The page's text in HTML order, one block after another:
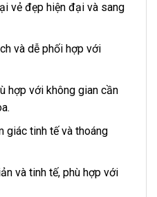
vẻ đẹp hiện đại và sang
và dễ phối hợp với
hợp với không gian cần
giác tinh tế và thoáng
và tinh tế, phù hợp với